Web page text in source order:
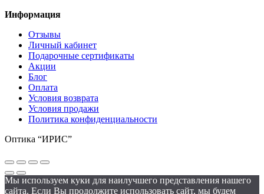
Информация
Отзывы
Личный кабинет
Подарочные сертификаты
Акции
Блог
Оплата
Условия возврата
Условия продажи
Политика конфиденциальности
Оптика “ИРИС”
Мы используем куки для наилучшего представления нашего
сайта. Если Вы продолжите использовать сайт, мы будем